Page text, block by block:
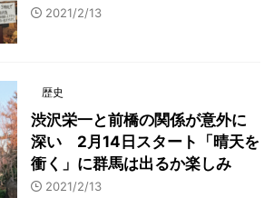
2021/2/13
歴史
渋沢栄一と前橋の関係が意外に
深い 2月14日スタート「晴天を
衝く」に群馬は出るか楽しみ
2021/2/13